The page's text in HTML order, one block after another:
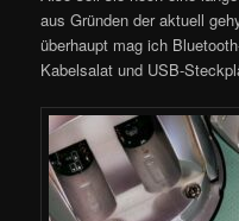
aus Gründen der aktuell
überhaupt mag ich
Kabelsalat und USB-